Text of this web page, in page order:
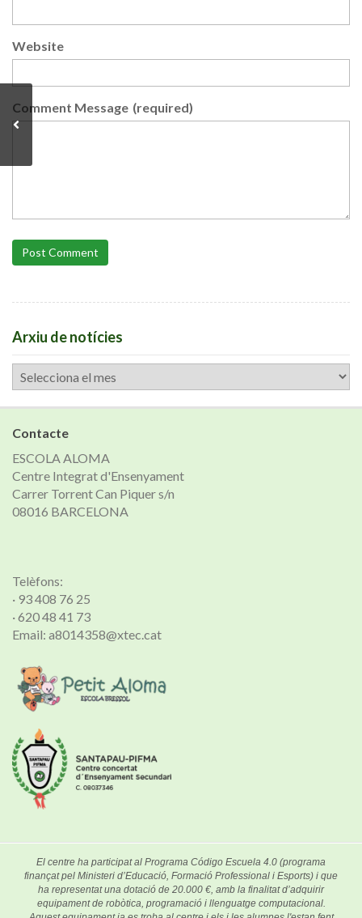
Website
Comment Message (required)
Post Comment
Arxiu de notícies
Arxiu
de
notícies
Contacte
ESCOLA ALOMA
Centre Integrat d'Ensenyament
Carrer Torrent Can Piquer s/n
08016 BARCELONA
Telèfons:
· 93 408 76 25
· 620 48 41 73
Email: a8014358@xtec.cat
El centre ha participat al Programa Código Escuela 4.0 (programa
finançat pel Ministeri d’Educació, Formació Professional i Esports) i que
ha representat una dotació de 20.000 €, amb la finalitat d’adquirir
equipament de robòtica, programació i llenguatge computacional.